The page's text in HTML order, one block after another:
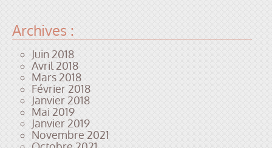
Archives :
Juin 2018
Avril 2018
Mars 2018
Février 2018
Janvier 2018
Mai 2019
Janvier 2019
Novembre 2021